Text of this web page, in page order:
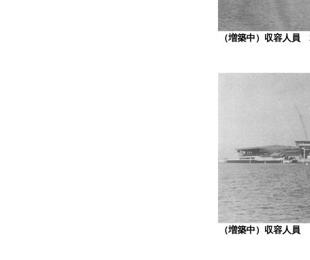
（増築中）収容人
（増築中）収容人